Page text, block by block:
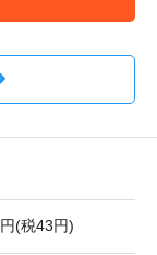
(税43円)